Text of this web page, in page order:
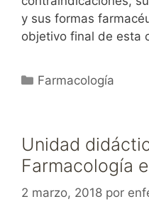
y sus formas
objetivo final de esta
Categorías
Farmacología
Unidad
Farmacología
2 marzo, 2018 por